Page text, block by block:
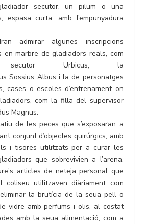
secutor, un pilum o una
espasa curta, amb l’empunyadura
admirar algunes inscripcions
en marbre de gladiadors reals, com
Urbicus, la
Sossius Albus i la de personatges
cases o escoles d’entrenament on
com la filla del supervisor
Magnus.
de les peces que s’exposaran a
conjunt d’objectes quirúrgics, amb
i tisores utilitzats per a curar les
que sobrevivien a l’arena.
articles de neteja personal que
coliseu utilitzaven diàriament com
la brutícia de la seua pell o
vidre amb perfums i olis, al costat
amb la seua alimentació, com a